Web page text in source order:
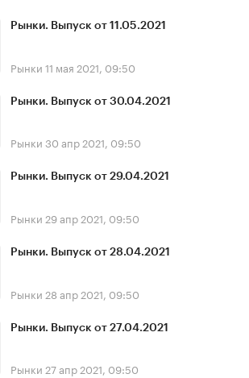
Рынки. Выпуск от 11.05.2021
Рынки 11 мая 2021, 09:50
Рынки. Выпуск от 30.04.2021
Рынки 30 апр 2021, 09:50
Рынки. Выпуск от 29.04.2021
Рынки 29 апр 2021, 09:50
Рынки. Выпуск от 28.04.2021
Рынки 28 апр 2021, 09:50
Рынки. Выпуск от 27.04.2021
Рынки 27 апр 2021, 09:50